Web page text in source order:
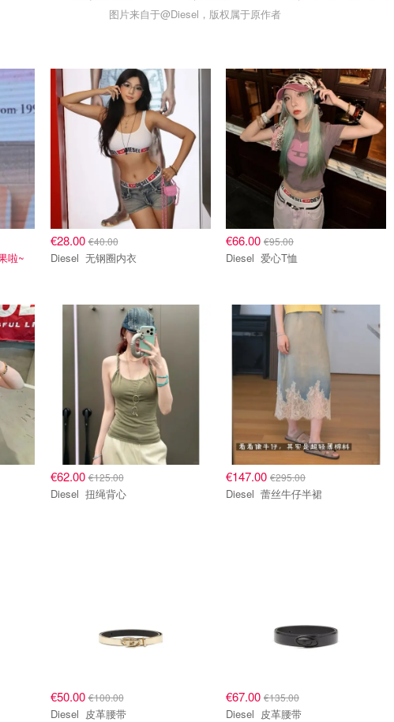
图片来自于@Diesel，版权属于原作者
啦~
€28.00€40.00
Diesel 无钢圈内衣
€66.00 €95.00
Diesel 爱心T恤
€62.00€125.00
Diesel 扭绳背心
€147.00 €295.00
Diesel 蕾丝牛仔半裙
€50.00€100.00
Diesel 皮革腰带
€67.00 €135.00
Diesel 皮革腰带